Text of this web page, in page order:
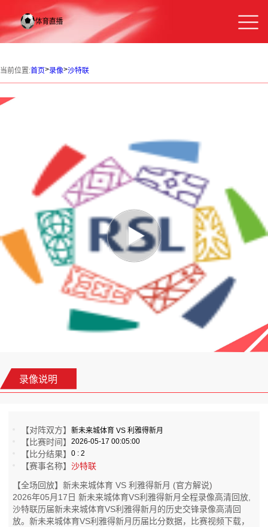
当前位置:首页>录像>沙特联
录像说明
【对阵双方】新未来城体育 VS 利雅得新月
【比赛时间】2026-05-17 00:05:00
【比分结果】0 : 2
【赛事名称】沙特联
【全场回放】新未来城体育 VS 利雅得新月 (官方解说)
2026年05月17日 新未来城体育VS利雅得新月全程录像高清回放,
沙特联历届新未来城体育VS利雅得新月的历史交锋录像高清回
放。新未来城体育VS利雅得新月历届比分数据，比赛视频下载，